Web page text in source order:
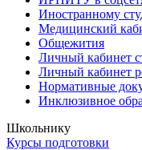
Иностранному
Медицинский
Общежития
Личный кабинет
Личный кабинет
Нормативные
Инклюзивное
Школьнику
Курсы подготовки